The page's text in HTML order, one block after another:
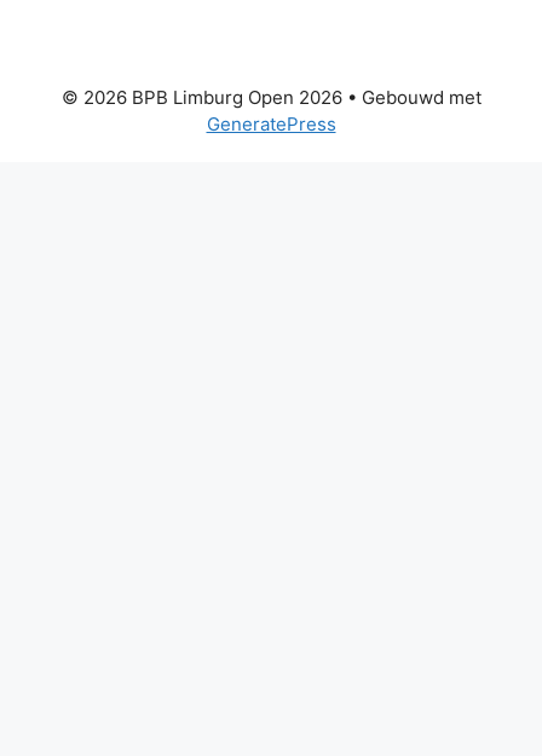
© 2026 BPB Limburg Open 2026• Gebouwd met
GeneratePress